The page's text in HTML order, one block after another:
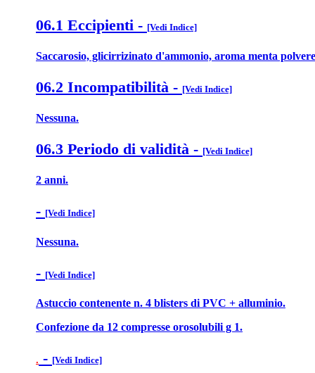
06.1 Eccipienti - [Vedi Indice]
Saccarosio, glicirrizinato d'ammonio, aroma menta
06.2 Incompatibilità - [Vedi Indice]
Nessuna.
06.3 Periodo di validità - [Vedi Indice]
2 anni.
- [Vedi Indice]
Nessuna.
- [Vedi Indice]
Astuccio contenente n. 4 blisters di PVC + alluminio.
Confezione da 12 compresse orosolubili g 1.
. - [Vedi Indice]